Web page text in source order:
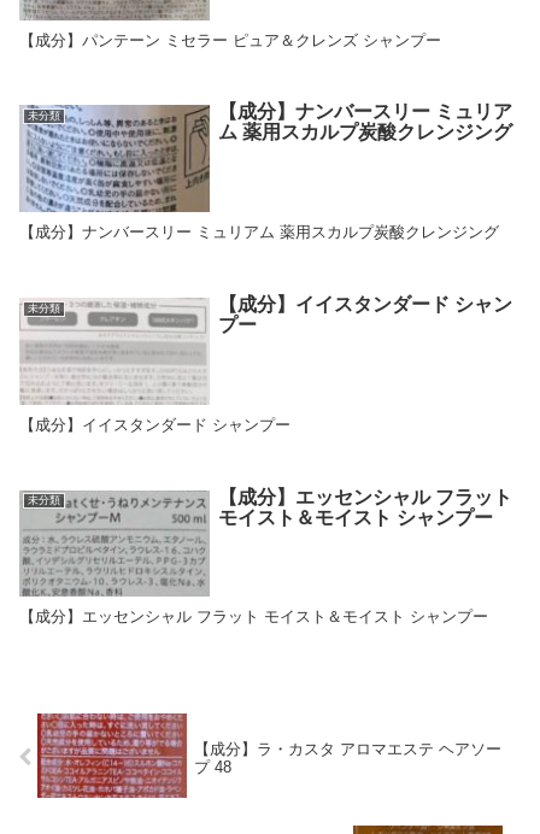
【成分】パンテーン ミセラー ピュア＆クレンズ シャンプー
未分類
【成分】ナンバースリー ミュリア
ム 薬用スカルプ炭酸クレンジング
【成分】ナンバースリー ミュリアム 薬用スカルプ炭酸クレンジング
未分類
【成分】イイスタンダード シャン
プー
【成分】イイスタンダード シャンプー
未分類
【成分】エッセンシャル フラット
モイスト＆モイスト シャンプー
【成分】エッセンシャル フラット モイスト＆モイスト シャンプー
【成分】ラ・カスタ アロマエステ ヘアソー
プ 48